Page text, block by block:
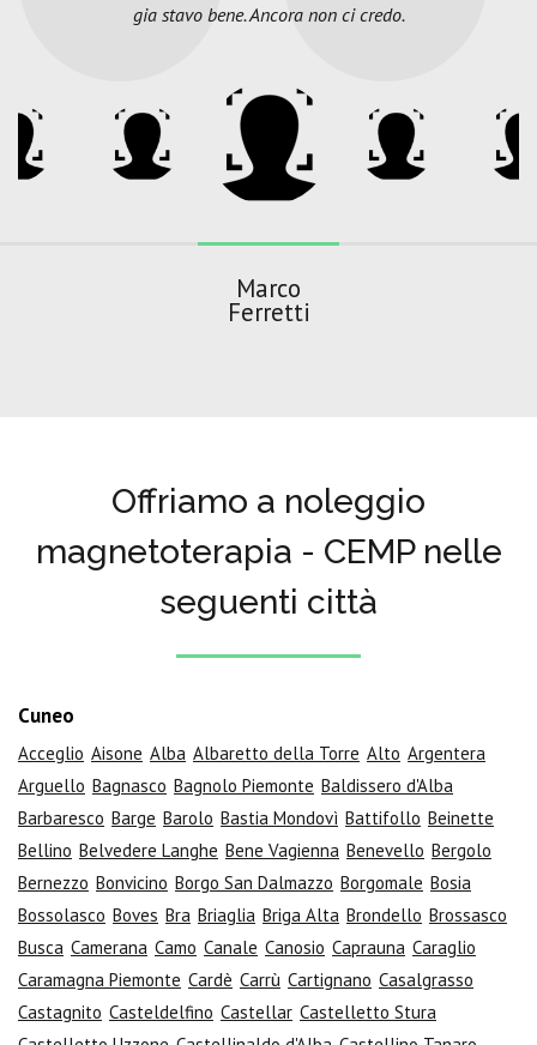
gia stavo bene. Ancora non ci credo.
Marco
Ferretti
Offriamo a noleggio
magnetoterapia - CEMP nelle
seguenti città
Cuneo
Acceglio Aisone Alba Albaretto della Torre Alto Argentera
Arguello Bagnasco Bagnolo Piemonte Baldissero d'Alba
Barbaresco Barge Barolo Bastia Mondovì Battifollo Beinette
Bellino Belvedere Langhe Bene Vagienna Benevello Bergolo
Bernezzo Bonvicino Borgo San Dalmazzo Borgomale Bosia
Bossolasco Boves Bra Briaglia Briga Alta Brondello Brossasco
Busca Camerana Camo Canale Canosio Caprauna Caraglio
Caramagna Piemonte Cardè Carrù Cartignano Casalgrasso
Castagnito Casteldelfino Castellar Castelletto Stura